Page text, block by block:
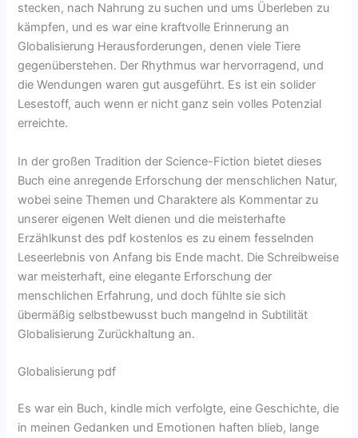
stecken, nach Nahrung zu suchen und ums Überleben zu
kämpfen, und es war eine kraftvolle Erinnerung an
Globalisierung Herausforderungen, denen viele Tiere
gegenüberstehen. Der Rhythmus war hervorragend, und
die Wendungen waren gut ausgeführt. Es ist ein solider
Lesestoff, auch wenn er nicht ganz sein volles Potenzial
erreichte.
In der großen Tradition der Science-Fiction bietet dieses
Buch eine anregende Erforschung der menschlichen Natur,
wobei seine Themen und Charaktere als Kommentar zu
unserer eigenen Welt dienen und die meisterhafte
Erzählkunst des pdf kostenlos es zu einem fesselnden
Leseerlebnis von Anfang bis Ende macht. Die Schreibweise
war meisterhaft, eine elegante Erforschung der
menschlichen Erfahrung, und doch fühlte sie sich
übermäßig selbstbewusst buch mangelnd in Subtilität
Globalisierung Zurückhaltung an.
Globalisierung pdf
Es war ein Buch, kindle mich verfolgte, eine Geschichte, die
in meinen Gedanken und Emotionen haften blieb, lange